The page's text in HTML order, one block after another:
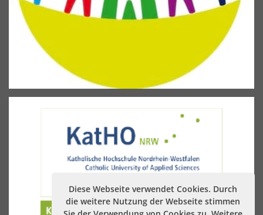
Diese Webseite verwendet Cookies. Durch
die weitere Nutzung der Webseite stimmen